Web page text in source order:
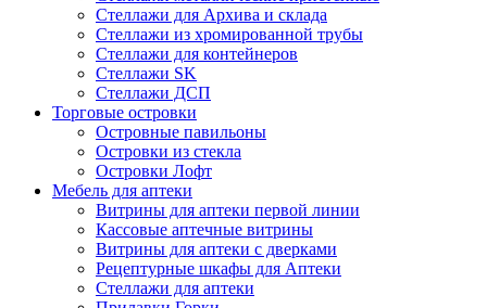
Стеллажи для Архива и склада
Стеллажи из хромированной трубы
Стеллажи для контейнеров
Стеллажи SK
Стеллажи ДСП
Торговые островки
Островные павильоны
Островки из стекла
Островки Лофт
Мебель для аптеки
Витрины для аптеки первой линии
Кассовые аптечные витрины
Витрины для аптеки с дверками
Рецептурные шкафы для Аптеки
Стеллажи для аптеки